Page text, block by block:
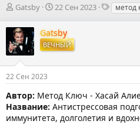
А
т
о
р
м
ы
Gatsby
Д
т
а
н
а
л
а
22 Сен 2023
Тметод
Gatsby
ВЕЧНЫЙ
22 Сен 2023
Автор: Метод Ключ - Хасай
Название: Антистрессовая
иммунитета, долголетия и